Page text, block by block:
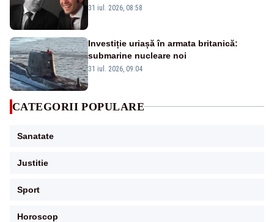
31 iul. 2026, 08:58
Investiție uriașă în armata britanică:
submarine nucleare noi
31 iul. 2026, 09:04
CATEGORII POPULARE
Sanatate
Justitie
Sport
Horoscop